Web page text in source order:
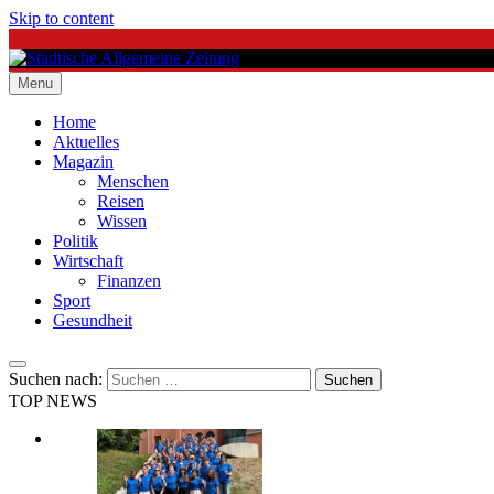
Skip to content
Städtische Allgemeine Zeitung
Menu
Home
Aktuelles
Magazin
Menschen
Reisen
Wissen
Politik
Wirtschaft
Finanzen
Sport
Gesundheit
Suchen nach:
TOP NEWS